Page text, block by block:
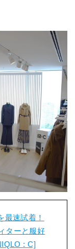
最速試着！
ターと服好
: C]